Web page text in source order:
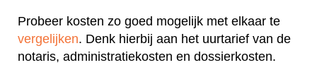
Probeer kosten zo goed mogelijk met elkaar te
vergelijken. Denk hierbij aan het uurtarief van de
notaris, administratiekosten en dossierkosten.